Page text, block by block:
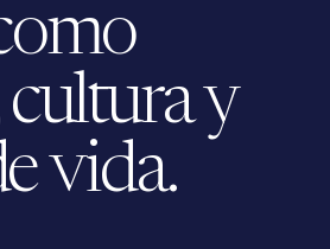
cultura y
vida.